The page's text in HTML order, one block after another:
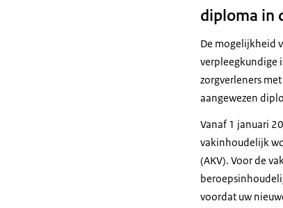
diploma in
De mogelijkheid
verpleegkundige
zorgverleners
aangewezen
Vanaf 1 januari
vakinhoudelijk
(AKV). Voor de
voordat uw